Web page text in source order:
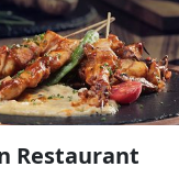
Restaurant